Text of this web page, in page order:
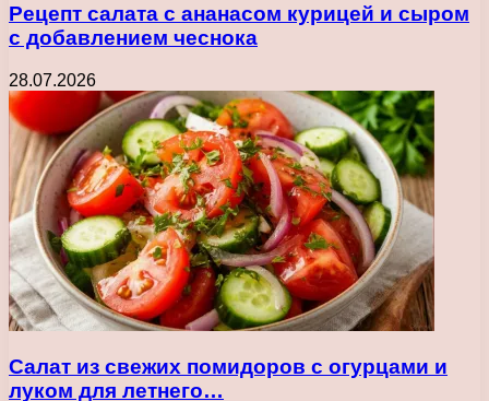
Рецепт салата с ананасом курицей и сыром
с добавлением чеснока
28.07.2026
Салат из свежих помидоров с огурцами и
луком для летнего…